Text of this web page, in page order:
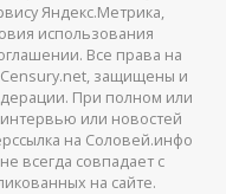
Яндекс.Метрика,
использования
Все права на
защищены и
При полном или
или новостей
на Соловей.инфо
всегда совпадает с
на сайте.